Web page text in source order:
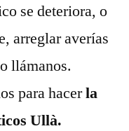
se deteriora, o
arreglar averías
llámanos.
para hacerla
Ullà.